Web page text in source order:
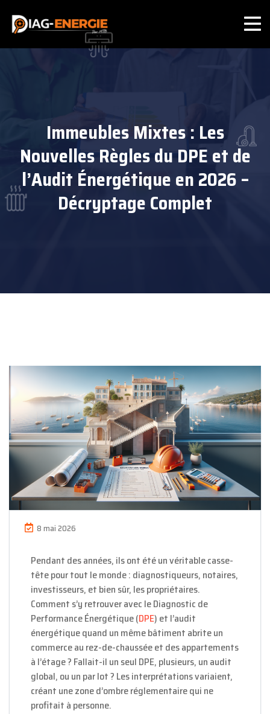
Immeubles Mixtes : Les
Nouvelles Règles du DPE et de
l’Audit Énergétique en 2026 –
Décryptage Complet
8 mai 2026
Pendant des années, ils ont été un véritable casse-
tête pour tout le monde : diagnostiqueurs, notaires,
investisseurs, et bien sûr, les propriétaires.
Comment s’y retrouver avec le Diagnostic de
Performance Énergétique (DPE) et l’audit
énergétique quand un même bâtiment abrite un
commerce au rez-de-chaussée et des appartements
à l’étage ? Fallait-il un seul DPE, plusieurs, un audit
global, ou un par lot ? Les interprétations variaient,
créant une zone d’ombre réglementaire qui ne
profitait à personne.